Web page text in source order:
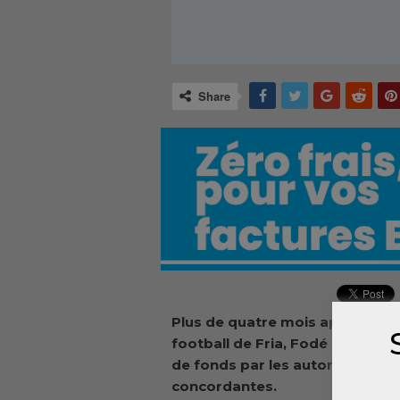
Share
Plus de quatre mois après
football de Fria, Fodé Bakary
de fonds par les autorités
concordantes.